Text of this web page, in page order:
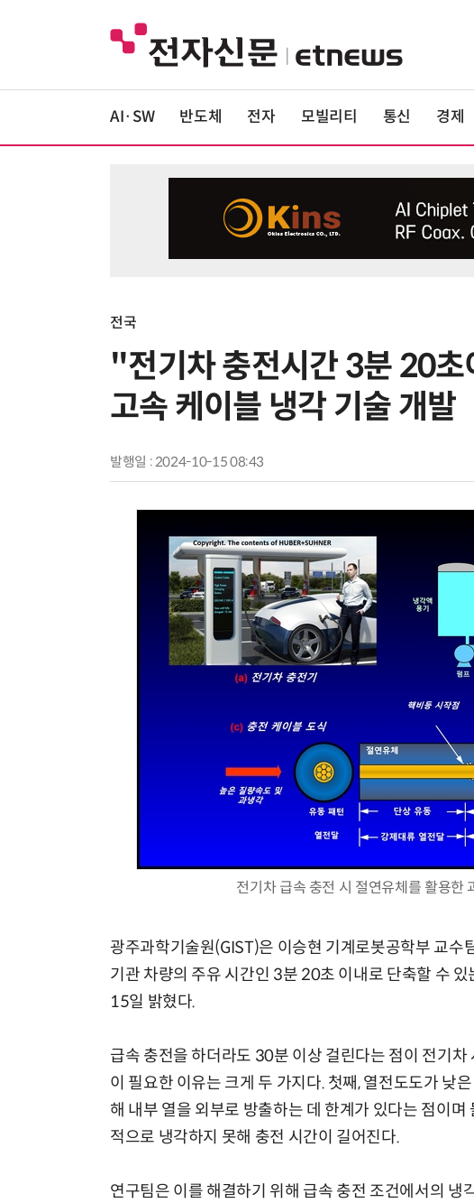
AI·SW 반도체 전자 모빌리티 통신 경제
전국
"전기차 충전시간 3분 20
고속 케이블 냉각 기술 개발
발행일 : 2024-10-15 08:43
전기차 급속 충전 시 절연유체를 활용한
광주과학기술원(GIST)은 이승현 기계로봇공학부 교수
기관 차량의 주유 시간인 3분 20초 이내로 단축할 수
15일 밝혔다.
급속 충전을 하더라도 30분 이상 걸린다는 점이 전기
이 필요한 이유는 크게 두 가지다. 첫째, 열전도도가 낮
해 내부 열을 외부로 방출하는 데 한계가 있다는 점이
적으로 냉각하지 못해 충전 시간이 길어진다.
연구팀은 이를 해결하기 위해 급속 충전 조건에서의 냉